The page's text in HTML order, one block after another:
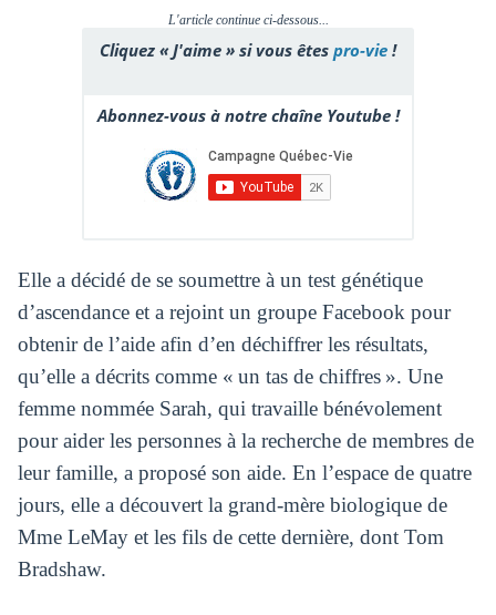
L'article continue ci-dessous...
Cliquez « J'aime » si vous êtes pro-vie !
Abonnez-vous à notre chaîne Youtube !
Elle a décidé de se soumettre à un test génétique
d’ascendance et a rejoint un groupe Facebook pour
obtenir de l’aide afin d’en déchiffrer les résultats,
qu’elle a décrits comme « un tas de chiffres ». Une
femme nommée Sarah, qui travaille bénévolement
pour aider les personnes à la recherche de membres de
leur famille, a proposé son aide. En l’espace de quatre
jours, elle a découvert la grand-mère biologique de
Mme LeMay et les fils de cette dernière, dont Tom
Bradshaw.